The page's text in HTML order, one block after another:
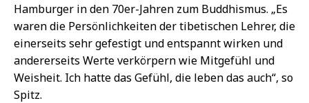
Hamburger in den 70er-Jahren zum Buddhismus. „Es
waren die Persönlichkeiten der tibetischen Lehrer, die
einerseits sehr gefestigt und entspannt wirken und
andererseits Werte verkörpern wie Mitgefühl und
Weisheit. Ich hatte das Gefühl, die leben das auch“, so
Spitz.